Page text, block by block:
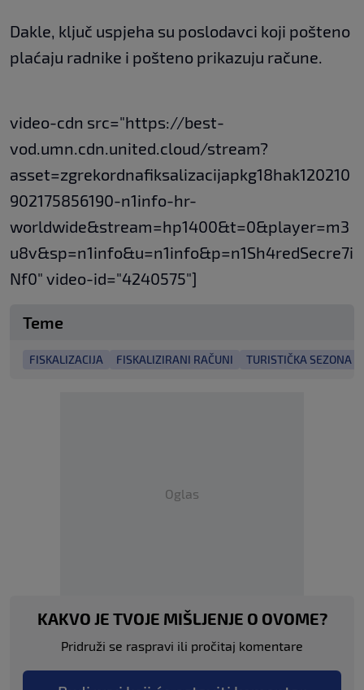
Dakle, ključ uspjeha su poslodavci koji pošteno
plaćaju radnike i pošteno prikazuju račune.
video-cdn src="https://best-
vod.umn.cdn.united.cloud/stream?
asset=zgrekordnafiksalizacijapkg18hak120210
902175856190-n1info-hr-
worldwide&stream=hp1400&t=0&player=m3
u8v&sp=n1info&u=n1info&p=n1Sh4redSecre7i
Nf0" video-id="4240575"]
Teme
FISKALIZACIJA FISKALIZIRANI RAČUNI TURISTIČKA SEZONA
Oglas
KAKVO JE TVOJE MIŠLJENJE O OVOME?
Pridruži se raspravi ili pročitaj komentare